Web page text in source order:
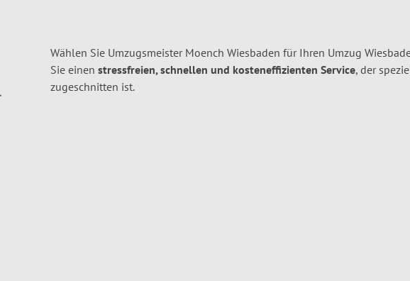
Wählen Sie Umzugsmeister Moench Wiesbaden für Ihren Umzug
Sie einen stressfreien, schnellen und kosteneffizienten Service, der
zugeschnitten ist.